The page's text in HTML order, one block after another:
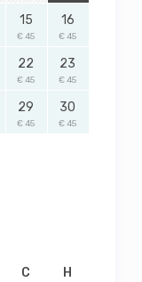
15
€ 45
16
€ 45
22
€ 45
23
€ 45
29
€ 45
30
€ 45
С Н